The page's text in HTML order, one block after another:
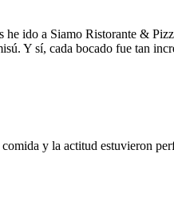
he ido a Siamo Ristorante &
Y sí, cada bocado fue tan
y la actitud estuvieron